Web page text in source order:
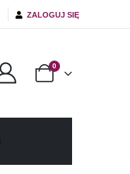
ZALOGUJ SIĘ
0